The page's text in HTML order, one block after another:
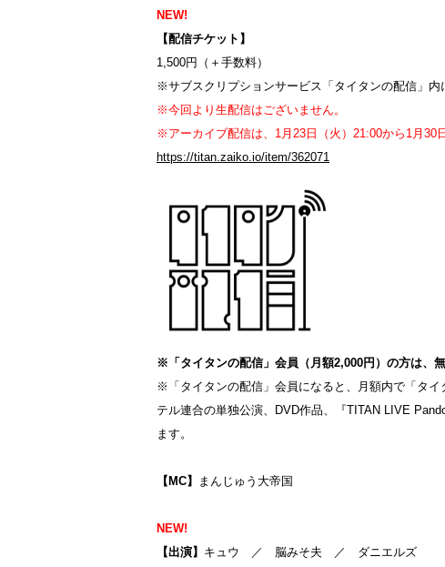
NEW!
【配信チケット】
1,500円（＋手数料）
※サブスクリプションサービス「タイタンの配信」内
※今回より生配信はございません。
※アーカイブ配信は、1月23日（火）21:00から1月30
https://titan.zaiko.io/item/362071
※ 「タイタンの配信」会員（月額2,000円）の方は、
※「タイタンの配信」会員になると、月額内で「タ
テル連合の単独公演、DVD作品、『TITAN LIVE
ます。
【MC】 まんじゅう大帝国
NEW!
【出演】 キュウ ／ 脳みそ夫 ／ ダニエルズ